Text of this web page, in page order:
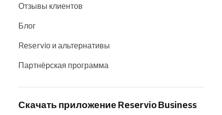
Отзывы клиентов
Блог
Reservio и альтернативы
Партнёрская программа
Скачать приложение Reservio Business